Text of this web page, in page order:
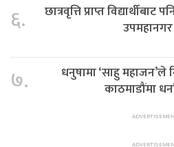
६.
छात्रवृत्ति प्राप्त
७.
धनुषामा ‘साहु
काठमाडौंमा